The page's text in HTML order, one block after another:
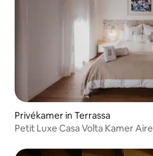
Privékamer in Terrassa
Petit Luxe Casa Volta Kamer Aire